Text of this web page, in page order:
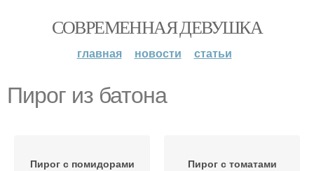
СОВРЕМЕННАЯ ДЕВУШКА
главная новости статьи
Пирог из батона
Пирог с помидорами Пирог с томатами